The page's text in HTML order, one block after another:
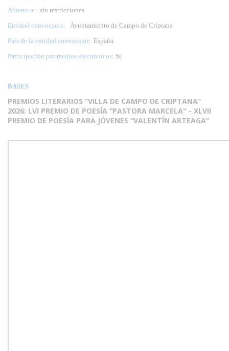
Abierto a:
sin restricciones
Entidad convocante: Ayuntamiento de Campo de Criptana
País de la entidad convocante: España
Participación por medios electrónicos: Sí
BASES
PREMIOS LITERARIOS “VILLA DE CAMPO DE CRIPTANA”
2026: LVI PREMIO DE POESÍA “PASTORA MARCELA" - XLVII
PREMIO DE POESÍA PARA JÓVENES “VALENTÍN ARTEAGA”